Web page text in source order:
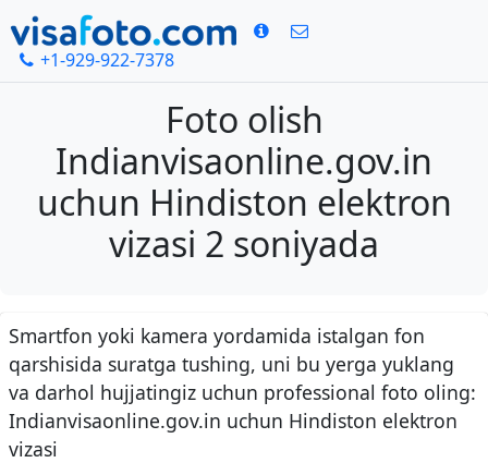
+1-929-922-7378
Foto olish
Indianvisaonline.gov.in
uchun Hindiston elektron
vizasi 2 soniyada
Smartfon yoki kamera yordamida istalgan fon
qarshisida suratga tushing, uni bu yerga yuklang
va darhol hujjatingiz uchun professional foto oling:
Indianvisaonline.gov.in uchun Hindiston elektron
vizasi